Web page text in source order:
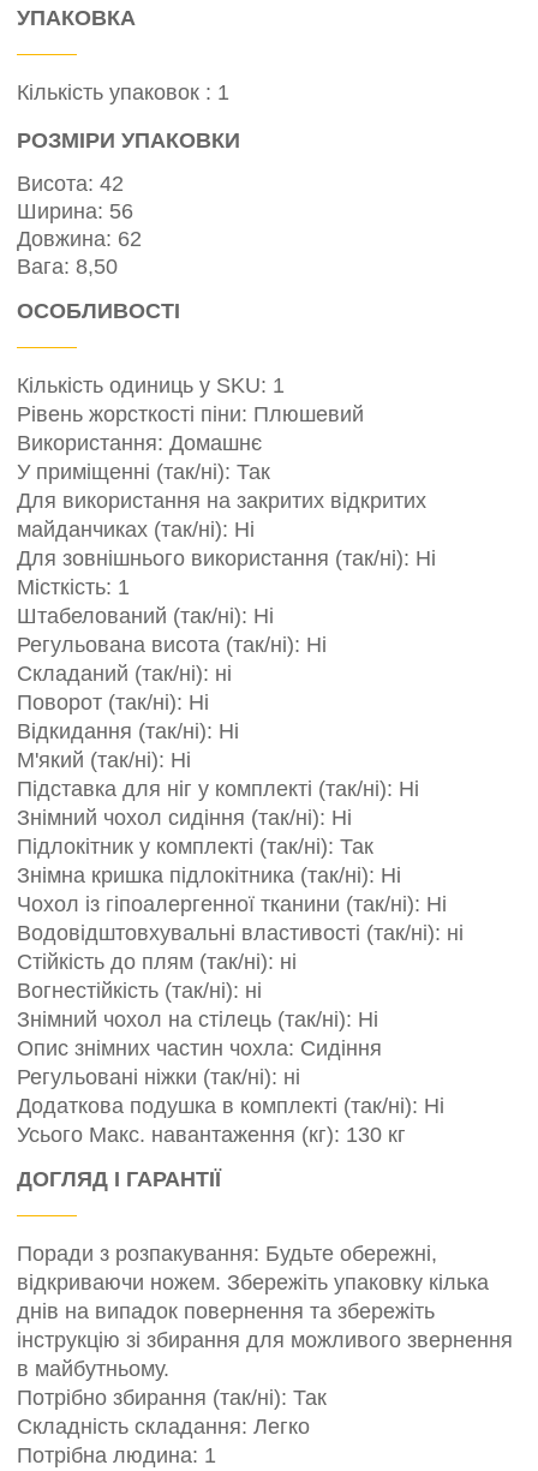
УПАКОВКА
Кількість упаковок : 1
РОЗМІРИ УПАКОВКИ
Висота: 42
Ширина: 56
Довжина: 62
Вага: 8,50
ОСОБЛИВОСТІ
Кількість одиниць у SKU: 1
Рівень жорсткості піни: Плюшевий
Використання: Домашнє
У приміщенні (так/ні): Так
Для використання на закритих відкритих
майданчиках (так/ні): Ні
Для зовнішнього використання (так/ні): Ні
Місткість: 1
Штабелований (так/ні): Ні
Регульована висота (так/ні): Ні
Складаний (так/ні): ні
Поворот (так/ні): Ні
Відкидання (так/ні): Ні
М'який (так/ні): Ні
Підставка для ніг у комплекті (так/ні): Ні
Знімний чохол сидіння (так/ні): Ні
Підлокітник у комплекті (так/ні): Так
Знімна кришка підлокітника (так/ні): Ні
Чохол із гіпоалергенної тканини (так/ні): Ні
Водовідштовхувальні властивості (так/ні): ні
Стійкість до плям (так/ні): ні
Вогнестійкість (так/ні): ні
Знімний чохол на стілець (так/ні): Ні
Опис знімних частин чохла: Сидіння
Регульовані ніжки (так/ні): ні
Додаткова подушка в комплекті (так/ні): Ні
Усього Макс. навантаження (кг): 130 кг
ДОГЛЯД І ГАРАНТІЇ
Поради з розпакування: Будьте обережні,
відкриваючи ножем. Збережіть упаковку кілька
днів на випадок повернення та збережіть
інструкцію зі збирання для можливого звернення
в майбутньому.
Потрібно збирання (так/ні): Так
Складність складання: Легко
Потрібна людина: 1